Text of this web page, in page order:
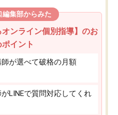
編集部からみた
オンライン個別指導】のお
イント
が選べて破格の月額
LINEで質問対応してくれ